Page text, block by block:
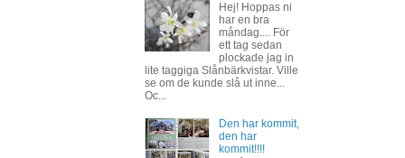
Hej! Hoppas ni
har en bra
måndag.... För
ett tag sedan
plockade jag in
lite taggiga Slånbärkvistar. Ville
se om de kunde slå ut inne...
Oc...
Den har kommit,
den har
kommit!!!!